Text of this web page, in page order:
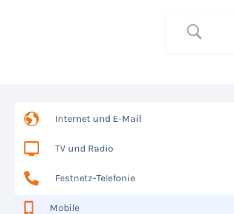
Internet und E-Mail
TV und Radio
Festnetz-Telefonie
Mobile